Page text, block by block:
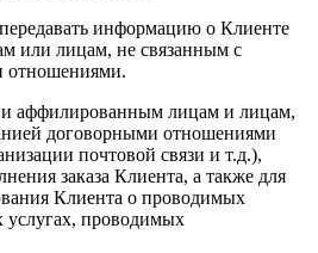
информацию о Клиенте
или лицам, не связанным с
отношениями.
аффилированным лицам и лицам,
договорными отношениями
почтовой связи и т.д.),
заказа Клиента, а также для
Клиента о проводимых
услугах, проводимых